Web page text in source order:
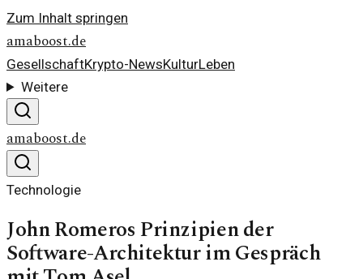
Zum Inhalt springen
amaboost.de
GesellschaftKrypto-NewsKulturLeben
Weitere
amaboost.de
Technologie
John Romeros Prinzipien der
Software-Architektur im Gespräch